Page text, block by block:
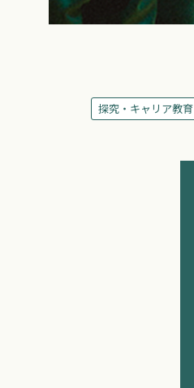
探究・キャリア教育